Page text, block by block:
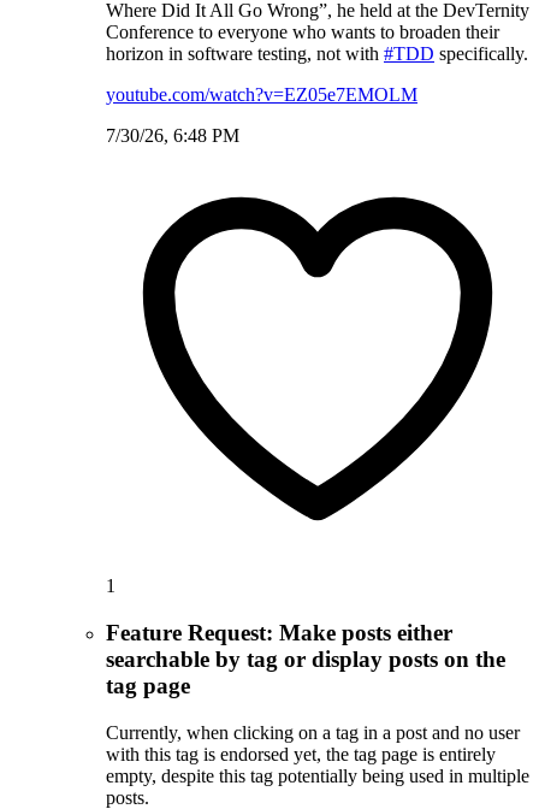
Where Did It All Go Wrong”, he held at the DevTernity
Conference to everyone who wants to broaden their
horizon in software testing, not with #TDD specifically.
youtube.com/watch?v=EZ05e7EMOLM
7/30/26, 6:48 PM
1
Feature Request: Make posts either
searchable by tag or display posts on the
tag page
Currently, when clicking on a tag in a post and no user
with this tag is endorsed yet, the tag page is entirely
empty, despite this tag potentially being used in multiple
posts.